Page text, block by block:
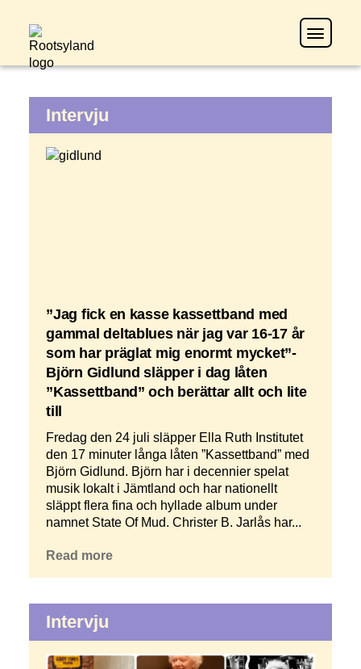
Intervju
”Jag fick en kasse kassettband med
gammal deltablues när jag var 16-17 år
som har präglat mig enormt mycket”-
Björn Gidlund släpper i dag låten
”Kassettband” och berättar allt och lite
till
Fredag den 24 juli släpper Ella Ruth Institutet
den 17 minuter långa låten ”Kassettband” med
Björn Gidlund. Björn har i decennier spelat
musik lokalt i Jämtland och har nationellt
släppt flera fina och hyllade album under
namnet State Of Mud. Christer B. Jarlås har...
Read more
Intervju